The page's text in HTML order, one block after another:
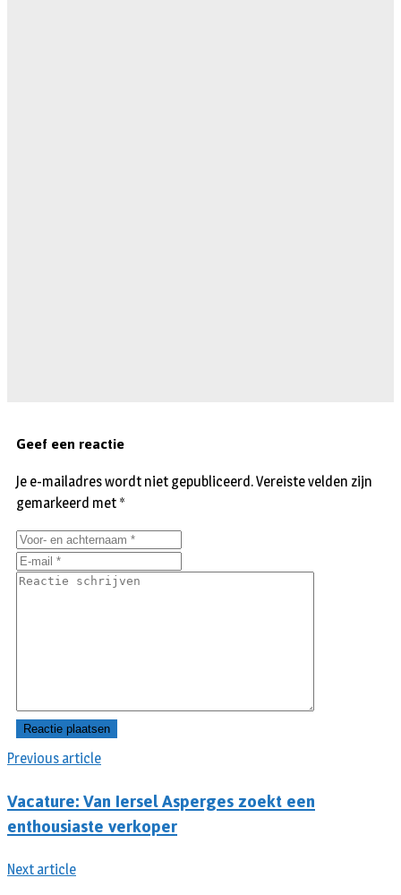
Previous article
Vacature: Van Iersel Asperges zoekt een
enthousiaste verkoper
Next article
Geef een reactie
Je e-mailadres wordt niet gepubliceerd.Vereiste velden zijn
gemarkeerd met *